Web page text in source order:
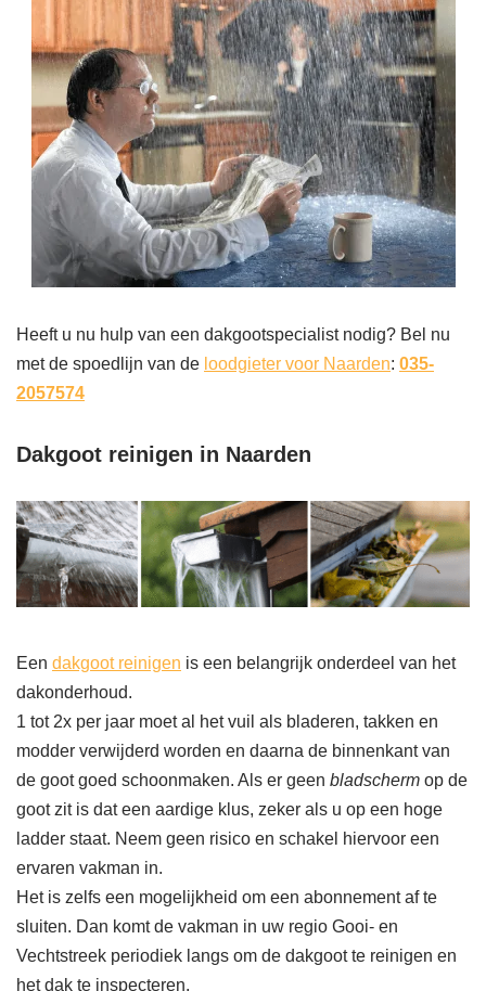
Heeft u nu hulp van een dakgootspecialist nodig? Bel nu
met de spoedlijn van de loodgieter voor Naarden: 035-
2057574
Dakgoot reinigen in Naarden
Een dakgoot reinigen is een belangrijk onderdeel van het
dakonderhoud.
1 tot 2x per jaar moet al het vuil als bladeren, takken en
modder verwijderd worden en daarna de binnenkant van
de goot goed schoonmaken. Als er geen bladscherm op de
goot zit is dat een aardige klus, zeker als u op een hoge
ladder staat. Neem geen risico en schakel hiervoor een
ervaren vakman in.
Het is zelfs een mogelijkheid om een abonnement af te
sluiten. Dan komt de vakman in uw regio Gooi- en
Vechtstreek periodiek langs om de dakgoot te reinigen en
het dak te inspecteren.